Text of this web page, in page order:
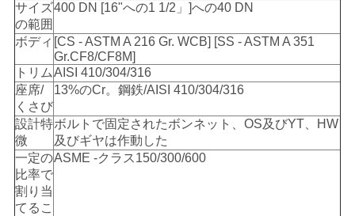
PRIVACY
POLICY
サイズ
の範囲
400 DN [16"への1 1/2」]への40 DN
ボディ [CS - ASTM A 216 Gr. WCB] [SS - ASTM A 351
Gr.CF8/CF8M]
トリムAISI 410/304/316
座席/
くさび
13%のCr。鋼鉄/AISI 410/304/316
設計特
微
ボルトで固定されたボンネット、OS及びYT、HW
及びギヤは作動した
一定の
比率で
割り当
てるこ
ASME -クラス150/300/600